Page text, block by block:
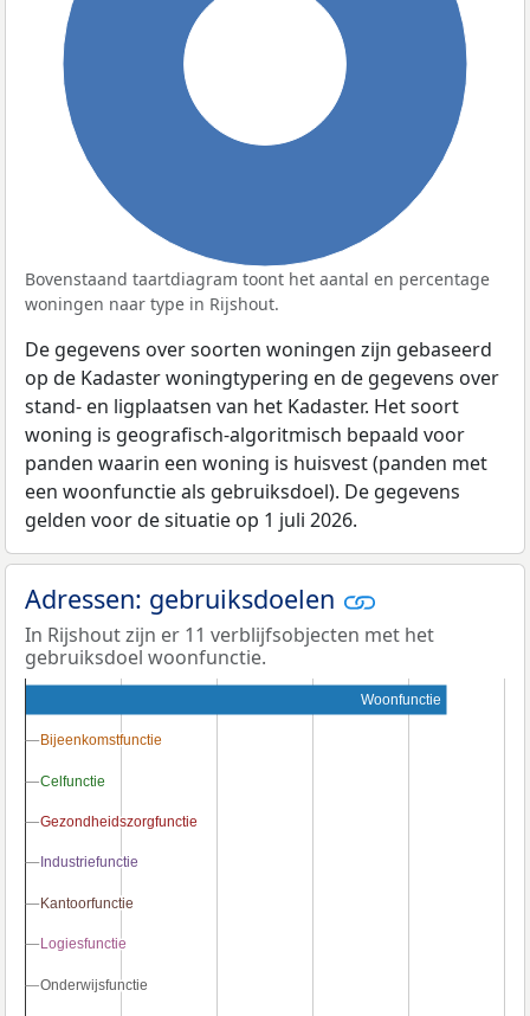
Bovenstaand taartdiagram toont het aantal en percentage
woningen naar type in Rijshout.
De gegevens over soorten woningen zijn gebaseerd
op de Kadaster woningtypering en de gegevens over
stand- en ligplaatsen van het Kadaster. Het soort
woning is geografisch-algoritmisch bepaald voor
panden waarin een woning is huisvest (panden met
een woonfunctie als gebruiksdoel). De gegevens
gelden voor de situatie op 1 juli 2026.
Adressen: gebruiksdoelen
In Rijshout zijn er 11 verblijfsobjecten met het
gebruiksdoel woonfunctie.
Woonfunctie
Bijeenkomstfunctie
Bijeenkomstfunctie
Celfunctie
Celfunctie
Gezondheidszorgfunctie
Gezondheidszorgfunctie
Industriefunctie
Industriefunctie
Kantoorfunctie
Kantoorfunctie
Logiesfunctie
Logiesfunctie
Onderwijsfunctie
Onderwijsfunctie